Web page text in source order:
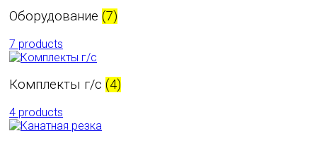
Оборудование (7)
7 products
Комплекты г/с (4)
4 products